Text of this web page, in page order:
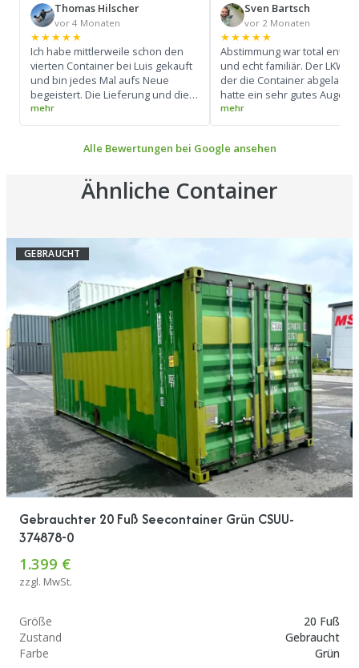
Thomas Hilscher
vor 4 Monaten
★★★★★
Ich habe mittlerweile schon den
vierten Container bei Luis gekauft
und bin jedes Mal aufs Neue
begeistert. Die Lieferung und die
gesamte Abwicklung verlaufen
absolut reibungslos und super
den Fahrer: Er beherrscht sein
Container zentimetergenau und
präzise abgestellt. Pünktlichkeit
wirklich nicht – macht weiter so!
Sven Bartsch
vor 2 Monaten
★★★★★
Abstimmung war total
und echt familiär. Der LKW-
der die Container
hatte ein sehr gutes Auge
konnte den LKW super
(Siehe Foto) Ich werde mir
wieder drauf zurück
Alle Bewertungen bei Google ansehen
Ähnliche Container
GEBRAUCHT
Gebrauchter 20 Fuß Seecontainer Grün CSUU-
374878-0
1.399 €
zzgl. MwSt.
Größe
20 Fuß
Zustand
Gebraucht
Farbe
Grün